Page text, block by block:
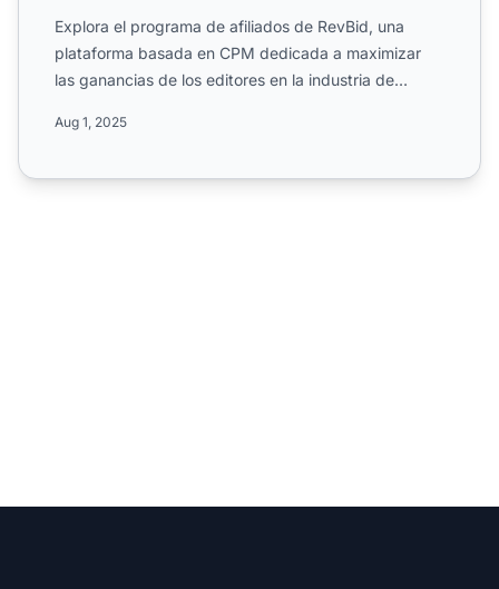
Explora el programa de afiliados de RevBid, una
plataforma basada en CPM dedicada a maximizar
las ganancias de los editores en la industria de
Aug 1, 2025